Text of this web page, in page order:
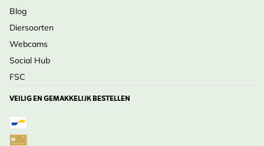
Blog
Diersoorten
Webcams
Social Hub
FSC
VEILIG EN GEMAKKELIJK BESTELLEN